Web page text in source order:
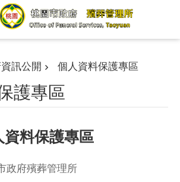
訊公開 個人資料保護專區
護專區
資料保護專區
政府殯葬管理所